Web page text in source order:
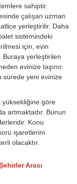
sahiptir.
çalışan uzman
yerleştirilir. Daha
sistemindeki
için, evin
Buraya yerleştirilen
evinize taşınır.
sürede yeni evinize
yüksekliğine göre
artmaktadır. Bunun
Konu
işaretlerini
olacaktır.
Arası